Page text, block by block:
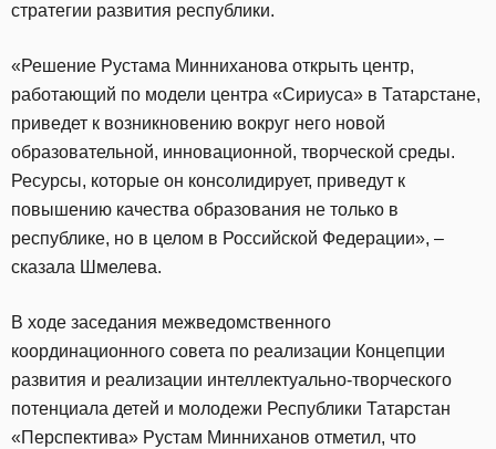
стратегии развития республики.
«Решение Рустама Минниханова открыть центр,
работающий по модели центра «Сириуса» в Татарстане,
приведет к возникновению вокруг него новой
образовательной, инновационной, творческой среды.
Ресурсы, которые он консолидирует, приведут к
повышению качества образования не только в
республике, но в целом в Российской Федерации», –
сказала Шмелева.
В ходе заседания межведомственного
координационного совета по реализации Концепции
развития и реализации интеллектуально-творческого
потенциала детей и молодежи Республики Татарстан
«Перспектива» Рустам Минниханов отметил, что